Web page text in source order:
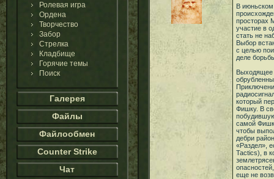
Ролевая игра
Ордена
Творчество
Забор
Стрелка
Кладбище
Горячие темы
Поиск
Галерея
Файлы
Файлообмен
Counter Strike
Чат
В июньском
просторах
участие в
стать не
Выбор
с целью
деле
Выходящее
который
Фишку. В
самой
чтобы
дебри
«Раздел»,
Tactics), в
еще не